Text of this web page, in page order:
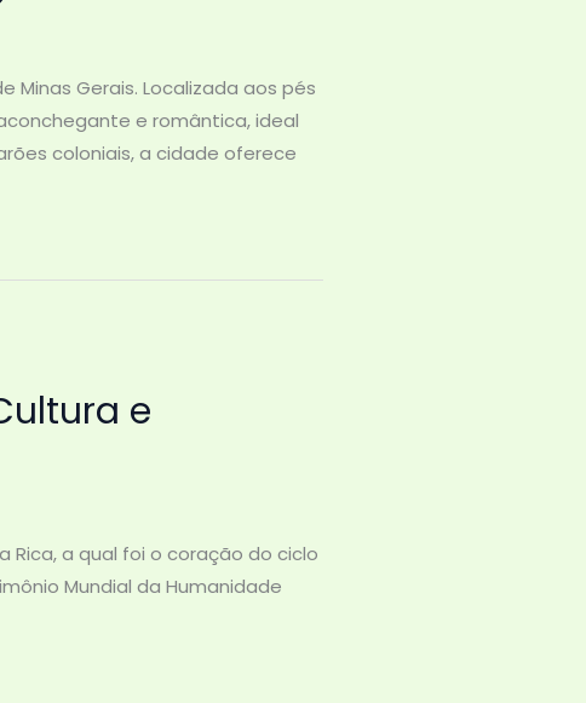
Minas Gerais. Localizada aos pés
e romântica, ideal
coloniais, a cidade oferece
e
Rica, a qual foi o coração do ciclo
Mundial da Humanidade